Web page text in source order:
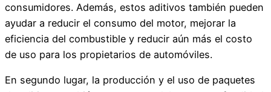
consumidores. Además, estos aditivos también pueden
ayudar a reducir el consumo del motor, mejorar la
eficiencia del combustible y reducir aún más el costo
de uso para los propietarios de automóviles.
En segundo lugar, la producción y el uso de paquetes